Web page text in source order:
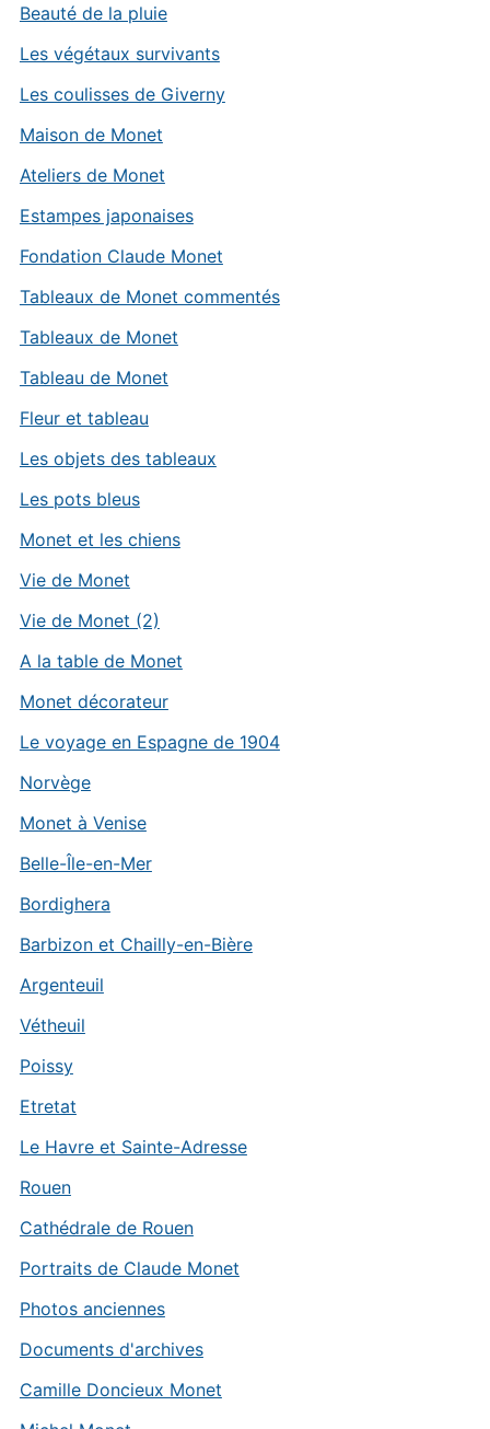
Beauté de la pluie
Les végétaux survivants
Les coulisses de Giverny
Maison de Monet
Ateliers de Monet
Estampes japonaises
Fondation Claude Monet
Tableaux de Monet commentés
Tableaux de Monet
Tableau de Monet
Fleur et tableau
Les objets des tableaux
Les pots bleus
Monet et les chiens
Vie de Monet
Vie de Monet (2)
A la table de Monet
Monet décorateur
Le voyage en Espagne de 1904
Norvège
Monet à Venise
Belle-Île-en-Mer
Bordighera
Barbizon et Chailly-en-Bière
Argenteuil
Vétheuil
Poissy
Etretat
Le Havre et Sainte-Adresse
Rouen
Cathédrale de Rouen
Portraits de Claude Monet
Photos anciennes
Documents d'archives
Camille Doncieux Monet